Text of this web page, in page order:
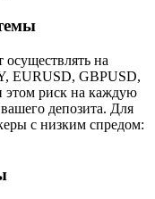
осуществлять на
EURUSD, GBPUSD,
риск на каждую
депозита. Для
с низким спредом: